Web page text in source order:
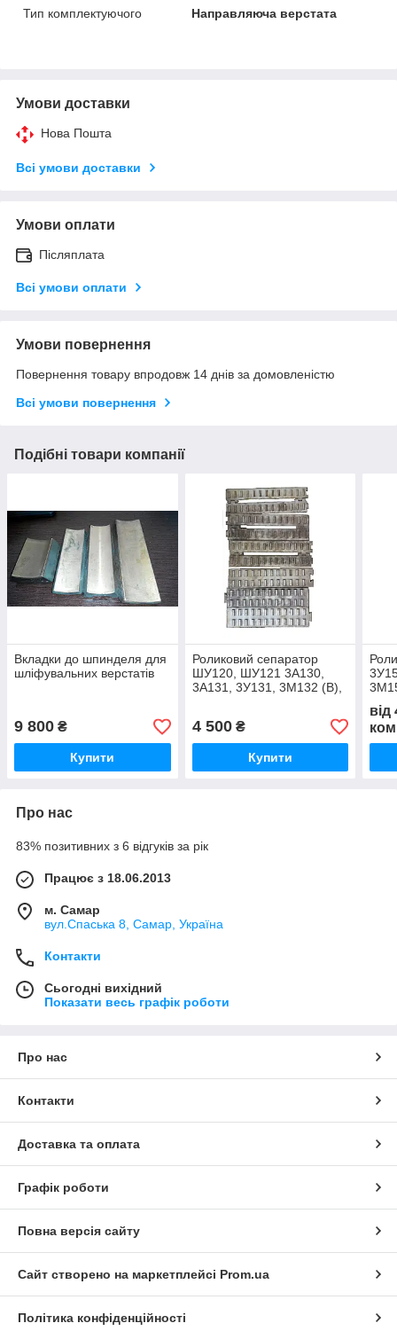
Тип комплектуючого
Направляюча верстата
Умови доставки
Нова Пошта
Всі умови доставки
Умови оплати
Післяплата
Всі умови оплати
Умови повернення
Повернення товару впродовж 14 днів за домовленістю
Всі умови повернення
Подібні товари компанії
Вкладки до шпинделя для
шліфувальних верстатів
9 800 ₴
Купити
Роликовий сепаратор
ШУ120, ШУ121 3А130,
3А131, 3У131, 3М132 (В),
3А151,
4 500₴
Купити
від
Про нас
83% позитивних з 6 відгуків за рік
Працює з 18.06.2013
м. Самар
вул.Спаська 8, Самар, Україна
Контакти
Сьогодні вихідний
Показати весь графік роботи
Про нас
Контакти
Доставка та оплата
Графік роботи
Повна версія сайту
Сайт створено на маркетплейсі Prom.ua
Політика конфіденційності